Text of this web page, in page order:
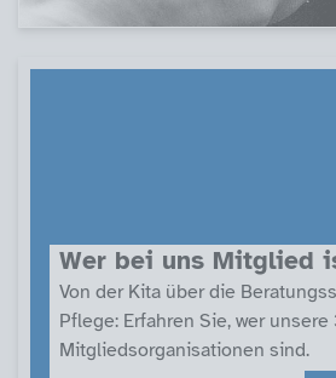
Wer bei uns Mitglied
Von der Kita über die
Pflege: Erfahren Sie, wer unsere
Mitgliedsorganisationen sind.